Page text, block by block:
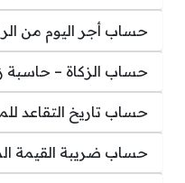
حساب أجر اليوم من
حساب الزكاة – حاسبة
حساب تاريخ التقاعد
حساب ضريبة القيمة